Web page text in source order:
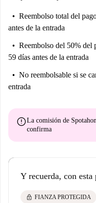
Reembolso total del
antes de la entrada
Reembolso del 50% del
59 días antes de la entrada
No reembolsable si se
entrada
errorLa comisión de
confirma
Y recuerda, con esta
lock FIANZA PROTEGIDA